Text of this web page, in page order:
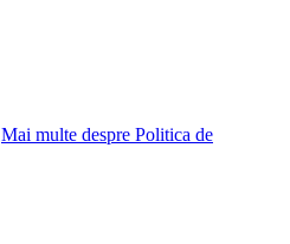
Mai multe despre Politica de